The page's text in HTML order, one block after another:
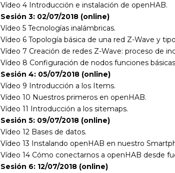
Vídeo 4 Introducción e instalación de openHAB.
Sesión 3: 02/07/2018 (online)
Vídeo 5 Tecnologías inalámbricas.
Vídeo 6 Topología básica de una red Z-Wave y
Vídeo 7 Creación de redes Z-Wave: proceso de
Vídeo 8 Configuración de nodos funciones
Sesión 4: 05/07/2018 (online)
Vídeo 9 Introducción a los Items.
Vídeo 10 Nuestros primeros en openHAB.
Vídeo 11 Introducción a los sitemaps.
Sesión 5: 09/07/2018 (online)
Vídeo 12 Bases de datos.
Vídeo 13 Instalando openHAB en nuestro
Vídeo 14 Cómo conectarnos a openHAB desde
Sesión 6: 12/07/2018 (online)